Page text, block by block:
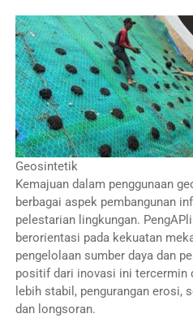
Geosintetik
Kemajuan dalam penggunaan
berbagai aspek pembangunan
pelestarian lingkungan.
berorientasi pada kekuatan
pengelolaan sumber daya dan
positif dari inovasi ini tercermin
lebih stabil, pengurangan erosi,
dan longsoran.